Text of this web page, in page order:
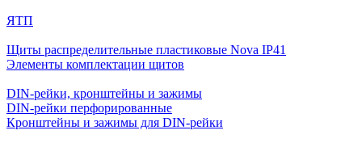
ЯТП
Щиты распределительные пластиковые Nova IP41
Элементы комплектации щитов
DIN-рейки, кронштейны и зажимы
DIN-рейки перфорированные
Кронштейны и зажимы для DIN-рейки